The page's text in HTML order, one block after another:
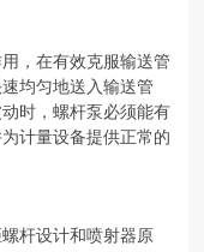
，在有效克服输送管
均匀地送入输送管
时，螺杆泵必须能有
计量设备提供正常的
杆设计和喷射器原